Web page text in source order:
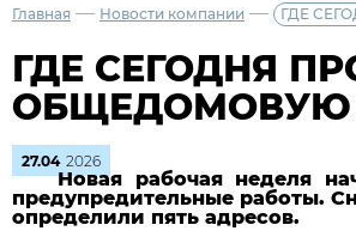
Главная — Новости компании — ГДЕ
ГДЕ СЕГОДНЯ
ОБЩЕДОМОВУЮ
27.04 2026
Новая рабочая неделя
предупредительные работы.
определили пять адресов.